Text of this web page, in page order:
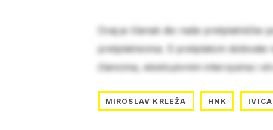
Ovaj je članak dio naše pretplatničke
pretplatnicima. S pretplatom dobivate
člancima, ekskluzivnim intervjuima i
MIROSLAV KRLEŽA HNK